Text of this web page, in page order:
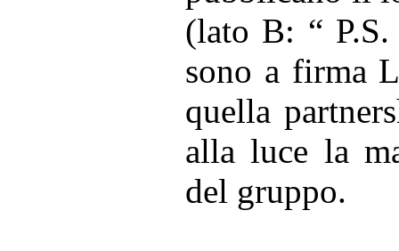
(lato B: “
sono a firma
quella
alla luce la
del gruppo.